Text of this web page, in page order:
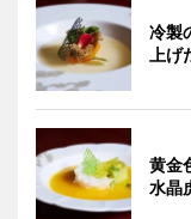
冷製
上
黄金
水晶